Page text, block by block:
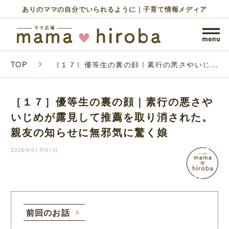
ありのママの自分でいられるように｜子育て情報メディア
TOP ［１７］優等生の裏の顔｜素行の悪さやいじめ
に無邪気に驚く娘
［１７］優等生の裏の顔｜素行の悪さや
いじめが露見して推薦を取り消された。
親友の知らせに無邪気に驚く娘
2026年01月01日
前回のお話